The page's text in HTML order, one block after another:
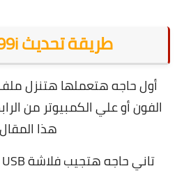
طريقة تحديث Comix 999i
أول حاجه هتعملها هتنزل
الفون أو علي الكمبيوتر من
هذا المقال
تاني حاجه هتجيب فلاشة USB وتنقل الملف عليها